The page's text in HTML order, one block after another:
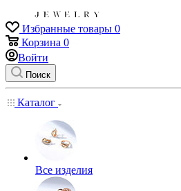
Избранные товары 0
Корзина 0
Войти
Поиск
Каталог
Все изделия